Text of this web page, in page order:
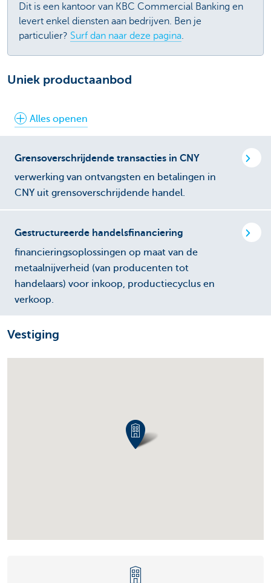
Dit is een kantoor van KBC Commercial Banking en
levert enkel diensten aan bedrijven. Ben je
particulier? Surf dan naar deze pagina.
Uniek productaanbod
Alles openen
Grensoverschrijdende transacties in CNY
verwerking van ontvangsten en betalingen in
CNY uit grensoverschrijdende handel.
Gestructureerde handelsfinanciering
financieringsoplossingen op maat van de
metaalnijverheid (van producenten tot
handelaars) voor inkoop, productiecyclus en
verkoop.
Vestiging